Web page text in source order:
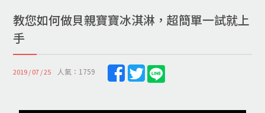
教您如何做貝親寶寶冰淇淋，超簡單一試就上
手
2019 / 07 / 25 人氣：1759